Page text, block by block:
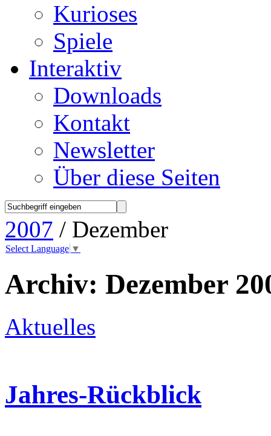
Kurioses
Spiele
Interaktiv
Downloads
Kontakt
Newsletter
Über diese Seiten
2007 / Dezember
Select Language ▼
Archiv: Dezember
Aktuelles
Jahres-Rückblick